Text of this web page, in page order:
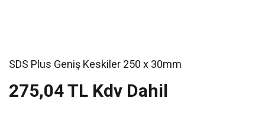
SDS Plus Geniş Keskiler 250 x 30mm
275,04 TL Kdv Dahil